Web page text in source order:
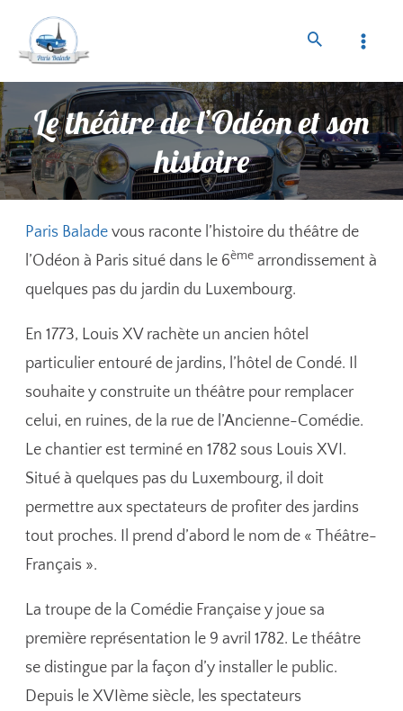
Le théâtre de l’Odéon et son
histoire
Paris Balade vous raconte l’histoire du théâtre de
l’Odéon à Paris situé dans le 6ème arrondissement à
quelques pas du jardin du Luxembourg.
En 1773, Louis XV rachète un ancien hôtel
particulier entouré de jardins, l’hôtel de Condé. Il
souhaite y construite un théâtre pour remplacer
celui, en ruines, de la rue de l’Ancienne-Comédie.
Le chantier est terminé en 1782 sous Louis XVI.
Situé à quelques pas du Luxembourg, il doit
permettre aux spectateurs de profiter des jardins
tout proches. Il prend d’abord le nom de « Théâtre-
Français ».
La troupe de la Comédie Française y joue sa
première représentation le 9 avril 1782. Le théâtre
se distingue par la façon d’y installer le public.
Depuis le XVIème siècle, les spectateurs